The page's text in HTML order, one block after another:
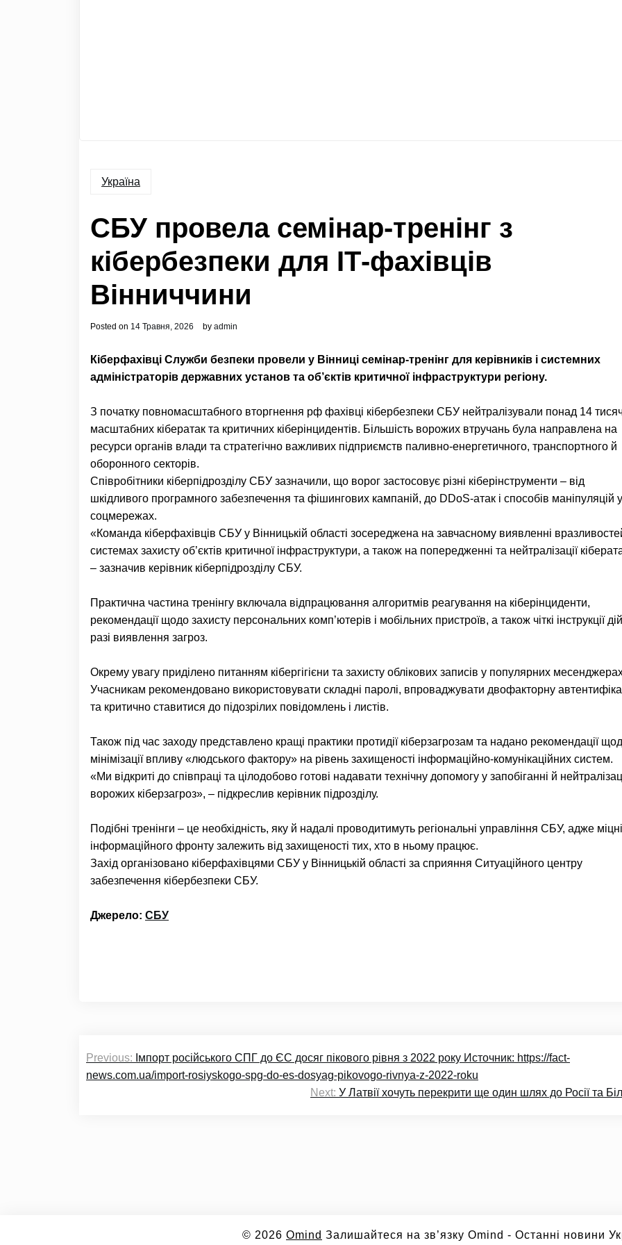
Україна
СБУ провела семінар-тренінг з
кібербезпеки для ІТ-фахівців
Вінниччини
Posted on 14 Травня, 2026 by admin
Кіберфахівці Служби безпеки провели у Вінниці семінар-тренінг для керівників і системних
адміністраторів державних установ та об’єктів критичної інфраструктури регіону.
З початку повномасштабного вторгнення рф фахівці кібербезпеки СБУ нейтралізували понад 14
масштабних кібератак та критичних кіберінцидентів. Більшість ворожих втручань була направлена на
ресурси органів влади та стратегічно важливих підприємств паливно-енергетичного, транспортного й
оборонного секторів.
Співробітники кіберпідрозділу СБУ зазначили, що ворог застосовує різні кіберінструменти – від
шкідливого програмного забезпечення та фішингових кампаній, до DDoS-атак і способів маніпуляцій у
соцмережах.
«Команда кіберфахівців СБУ у Вінницькій області зосереджена на завчасному виявленні
системах захисту об’єктів критичної інфраструктури, а також на попередженні та нейтралізації
– зазначив керівник кіберпідрозділу СБУ.
Практична частина тренінгу включала відпрацювання алгоритмів реагування на кіберінциденти,
рекомендації щодо захисту персональних комп’ютерів і мобільних пристроїв, а також чіткі інструкції
разі виявлення загроз.
Окрему увагу приділено питанням кібергігієни та захисту облікових записів у популярних
Учасникам рекомендовано використовувати складні паролі, впроваджувати двофакторну
та критично ставитися до підозрілих повідомлень і листів.
Також під час заходу представлено кращі практики протидії кіберзагрозам та надано рекомендації
мінімізації впливу «людського фактору» на рівень захищеності інформаційно-комунікаційних систем.
«Ми відкриті до співпраці та цілодобово готові надавати технічну допомогу у запобіганні й
ворожих кіберзагроз», – підкреслив керівник підрозділу.
Подібні тренінги – це необхідність, яку й надалі проводитимуть регіональні управління СБУ, адже
інформаційного фронту залежить від захищеності тих, хто в ньому працює.
Захід організовано кіберфахівцями СБУ у Вінницькій області за сприяння Ситуаційного центру
забезпечення кібербезпеки СБУ.
Джерело: СБУ
Навігація
записів
Previous: Імпорт російського СПГ до ЄС досяг пікового рівня з 2022 року Источник: https://fact-
news.com.ua/import-rosiyskogo-spg-do-es-dosyag-pikovogo-rivnya-z-2022-roku
Next: У Латвії хочуть перекрити ще один шлях до Росії та
© 2026 Omind Залишайтеся на зв’язку Omind - Останні новини